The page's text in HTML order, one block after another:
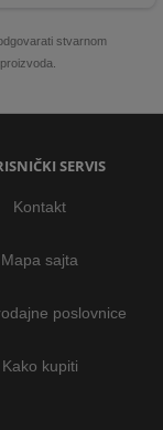
stvarnom
SERVIS
Kontakt
Mapa sajta
poslovnice
Kako kupiti